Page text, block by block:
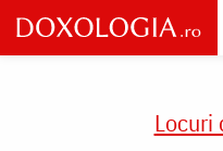
Skip
to
main
Locuri